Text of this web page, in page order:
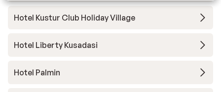
Hotel Kustur Club Holiday Village
Hotel Liberty Kusadasi
Hotel Palmin